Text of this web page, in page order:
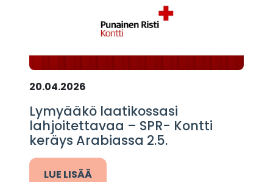
20.04.2026
Lymyääkö laatikossasi
lahjoitettavaa – SPR- Kontti
keräys Arabiassa 2.5.
LUE LISÄÄ